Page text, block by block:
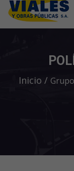
Inicio